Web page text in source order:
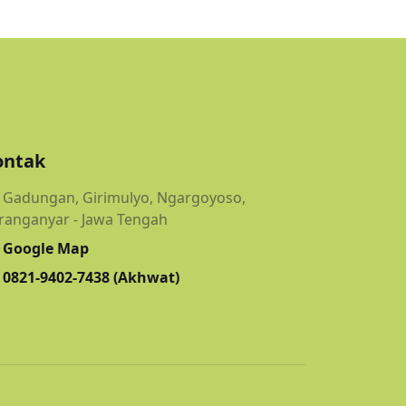
Gadungan, Girimulyo, Ngargoyoso,
- Jawa Tengah
Google Map
0821-9402-7438 (Akhwat)